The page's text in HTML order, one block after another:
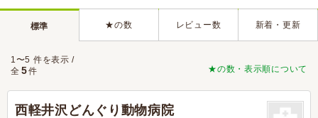
標準 ★の数 レビュー数 新着・更新
★の数・表示順について
1〜5 件を表示 /
全 5件
西軽井沢どんぐり動物病院